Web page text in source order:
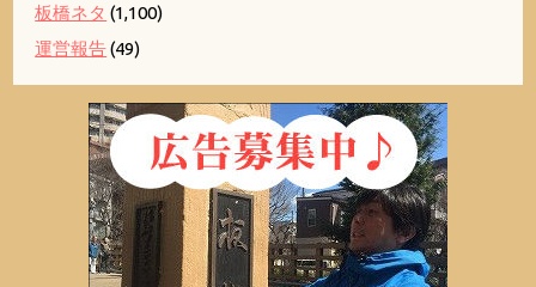
板橋ネタ (1,100)
運営報告(49)